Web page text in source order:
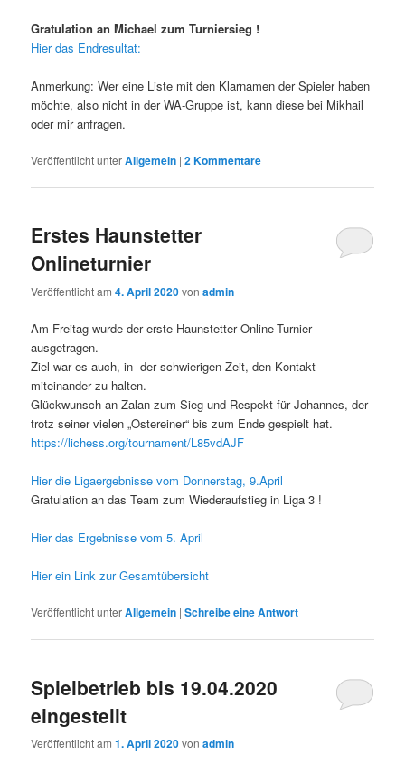
Gratulation an Michael zum Turniersieg !
Hier das Endresultat:
Anmerkung: Wer eine Liste mit den Klarnamen der Spieler haben
möchte, also nicht in der WA-Gruppe ist, kann diese bei Mikhail
oder mir anfragen.
Veröffentlicht unterAllgemein |2Kommentare
Erstes Haunstetter
Onlineturnier
Veröffentlicht am4. April 2020vonadmin
Am Freitag wurde der erste Haunstetter Online-Turnier
ausgetragen.
Ziel war es auch, in der schwierigen Zeit, den Kontakt
miteinander zu halten.
Glückwunsch an Zalan zum Sieg und Respekt für Johannes, der
trotz seiner vielen „Ostereiner“ bis zum Ende gespielt hat.
https://lichess.org/tournament/L85vdAJF
Hier die Ligaergebnisse vom Donnerstag, 9.April
Gratulation an das Team zum Wiederaufstieg in Liga 3 !
Hier das Ergebnisse vom 5. April
Hier ein Link zur Gesamtübersicht
Veröffentlicht unterAllgemein |Schreibe eine Antwort
Spielbetrieb bis 19.04.2020
eingestellt
Veröffentlicht am1. April 2020vonadmin